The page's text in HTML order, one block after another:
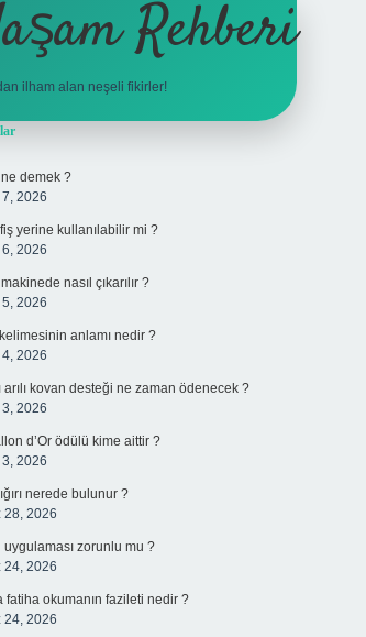
Rehberi
ilham alan neşeli fikirler!
ne demek ?
2026
yerine kullanılabilir mi ?
2026
makinede nasıl çıkarılır ?
2026
anlamı nedir ?
2026
arılı kovan desteği ne zaman ödenecek ?
2026
d’Or ödülü kime aittir ?
2026
nerede bulunur ?
28, 2026
uygulaması zorunlu mu ?
24, 2026
fatiha okumanın fazileti nedir ?
24, 2026